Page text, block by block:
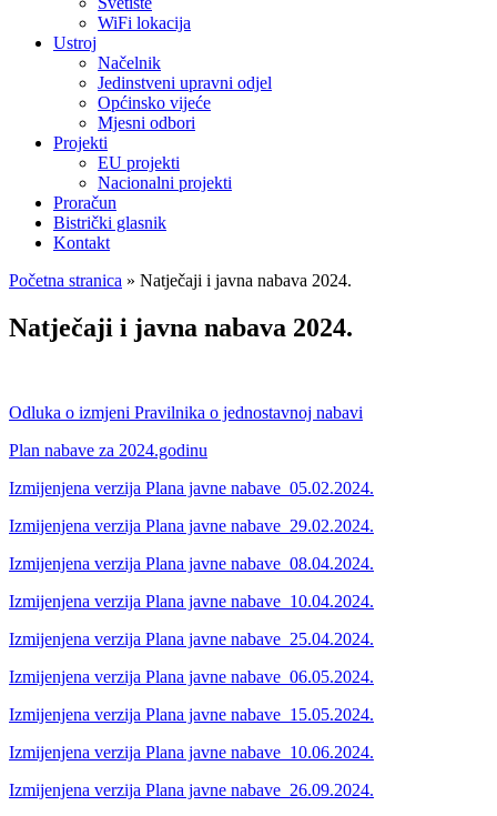
WiFi lokacija
Ustroj
Načelnik
Jedinstveni upravni odjel
Općinsko vijeće
Mjesni odbori
Projekti
EU projekti
Nacionalni projekti
Proračun
Bistrički glasnik
Kontakt
Početna stranica » Natječaji i javna nabava 2024.
Natječaji i javna nabava 2024.
Odluka o izmjeni Pravilnika o jednostavnoj nabavi
Plan nabave za 2024.godinu
Izmijenjena verzija Plana javne nabave_05.02.2024.
Izmijenjena verzija Plana javne nabave_29.02.2024.
Izmijenjena verzija Plana javne nabave_08.04.2024.
Izmijenjena verzija Plana javne nabave_10.04.2024.
Izmijenjena verzija Plana javne nabave_25.04.2024.
Izmijenjena verzija Plana javne nabave_06.05.2024.
Izmijenjena verzija Plana javne nabave_15.05.2024.
Izmijenjena verzija Plana javne nabave_10.06.2024.
Izmijenjena verzija Plana javne nabave_26.09.2024.